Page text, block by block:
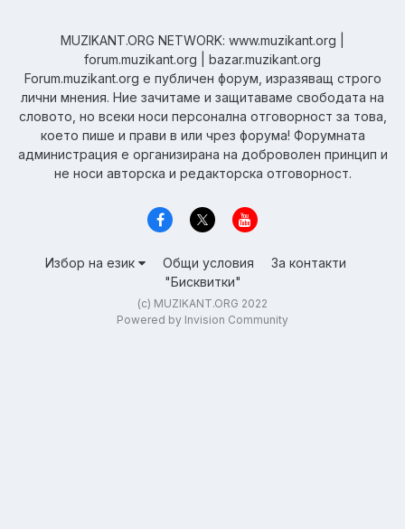
MUZIKANT.ORG NETWORK: www.muzikant.org |
forum.muzikant.org | bazar.muzikant.org
Forum.muzikant.org е публичен форум, изразяващ строго
лични мнения. Ние зачитаме и защитаваме свободата на
словото, но всеки носи персонална отговорност за това,
което пише и прави в или чрез форума! Форумната
администрация е организирана на доброволен принцип и
не носи авторска и редакторска отговорност.
Избор на език Общи условия
За контакти
"Бисквитки"
(c) MUZIKANT.ORG 2022
Powered by Invision Community